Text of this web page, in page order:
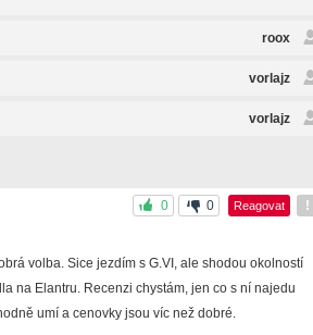
roox
vorlajz
vorlajz
0 0 Reagovat !
volba. Sice jezdím s G.VI, ale shodou okolností
na Elantru. Recenzi chystám, jen co s ní najedu
umí a cenovky jsou víc než dobré.